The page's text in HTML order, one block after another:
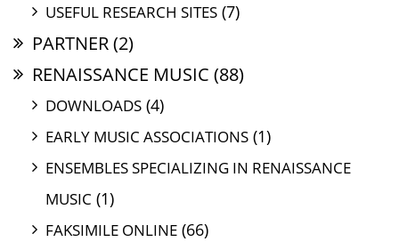
USEFUL RESEARCH SITES (7)
PARTNER(2)
RENAISSANCE MUSIC (88)
DOWNLOADS (4)
EARLY MUSIC ASSOCIATIONS (1)
ENSEMBLES SPECIALIZING IN RENAISSANCE
MUSIC (1)
FAKSIMILE ONLINE (66)